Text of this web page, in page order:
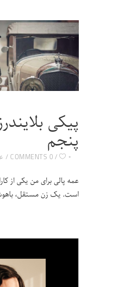
پیکی
پنجم
0 COMMENTS ۰
عمه پالی برای من یکی از
است. یک زن مستقل،